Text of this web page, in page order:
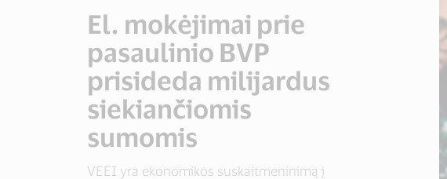
El. mokėjimai prie
pasaulinio BVP
prisideda milijardus
siekiančiomis
sumomis
VEEI yra ekonomikos suskaitmeninimą į
Išankstinio mokėjimo
kortelėmis išmokėta
17 milijonų eurų.
„Visa“ išankstinio mokėjimo kortelės
išduotos nuo COVID-19 sukeltų ekonominių
padarinių nukentėjusioms šeimoms iš
būtiniausių prekių.³
SKAITMENINĖ ĮTRAUKTIS
Skaitmeniniai
mokėjimai miestų
judumo reikmėms
„Visa“ dalyvavo daugiau kaip 700 miestų
mobilumo projektų ir padėjo vykdyti